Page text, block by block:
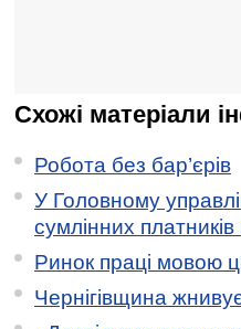
Схожі матеріали
Робота без бар’єрів
У Головному
сумлінних платників
Ринок праці мовою
Чернігівщина